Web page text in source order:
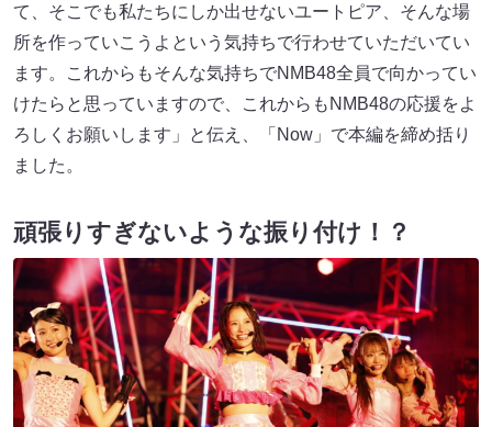
て、そこでも私たちにしか出せないユートピア、そんな場
所を作っていこうよという気持ちで行わせていただいてい
ます。これからもそんな気持ちでNMB48全員で向かってい
けたらと思っていますので、これからもNMB48の応援をよ
ろしくお願いします」と伝え、「Now」で本編を締め括り
ました。
頑張りすぎないような振り付け！？